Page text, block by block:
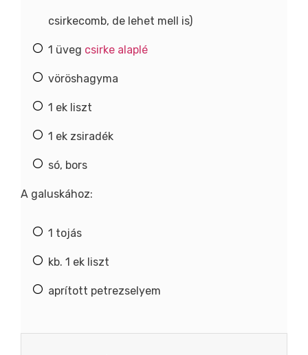
csirkecomb, de lehet mell is)
1 üveg csirke alaplé
vöröshagyma
1 ek liszt
1 ek zsiradék
só, bors
A galuskához:
1 tojás
kb. 1 ek liszt
aprított petrezselyem